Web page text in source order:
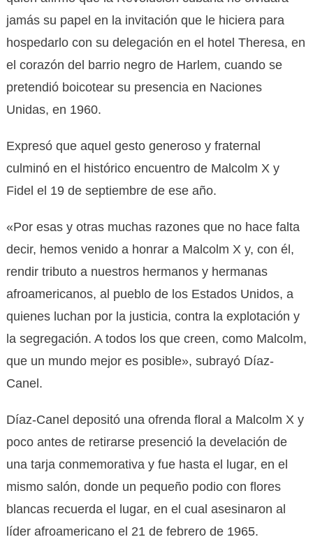
jamás su papel en la invitación que le hiciera para
hospedarlo con su delegación en el hotel Theresa, en
el corazón del barrio negro de Harlem, cuando se
pretendió boicotear su presencia en Naciones
Unidas, en 1960.
Expresó que aquel gesto generoso y fraternal
culminó en el histórico encuentro de Malcolm X y
Fidel el 19 de septiembre de ese año.
«Por esas y otras muchas razones que no hace falta
decir, hemos venido a honrar a Malcolm X y, con él,
rendir tributo a nuestros hermanos y hermanas
afroamericanos, al pueblo de los Estados Unidos, a
quienes luchan por la justicia, contra la explotación y
la segregación. A todos los que creen, como Malcolm,
que un mundo mejor es posible», subrayó Díaz-
Canel.
Díaz-Canel depositó una ofrenda floral a Malcolm X y
poco antes de retirarse presenció la develación de
una tarja conmemorativa y fue hasta el lugar, en el
mismo salón, donde un pequeño podio con flores
blancas recuerda el lugar, en el cual asesinaron al
líder afroamericano el 21 de febrero de 1965.